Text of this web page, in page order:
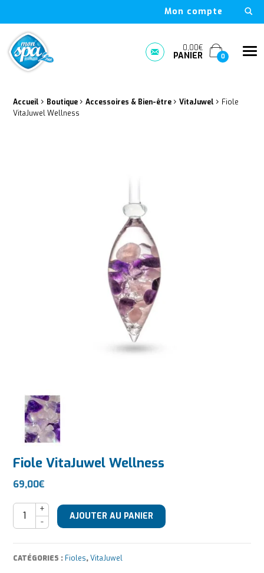
Mon compte
Mon Spa Spa sur-mesure, nage, bulle et boutique en ligne à
Prendre rendez-vous
0,00€
PANIER 0
Fil d'Ariane :
Accueil › Boutique › Accessoires & Bien-être › VitaJuwel › Fiole
VitaJuwel Wellness
Fiole VitaJuwel Wellness
69,00€
quantité de Fiole VitaJuwel Wellness
AJOUTER AU PANIER
CATÉGORIES : Fioles,VitaJuwel